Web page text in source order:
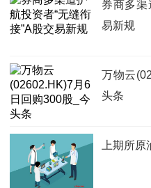
券商多渠
易新规
万物云
头条
上期所